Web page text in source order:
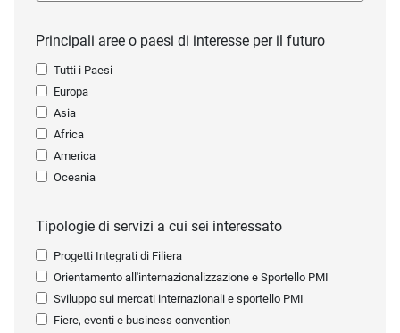
Principali aree o paesi di interesse per il futuro
Tutti i Paesi
Europa
Asia
Africa
America
Oceania
Tipologie di servizi a cui sei interessato
Progetti Integrati di Filiera
Orientamento all'internazionalizzazione e Sportello PMI
Sviluppo sui mercati internazionali e sportello PMI
Fiere, eventi e business convention